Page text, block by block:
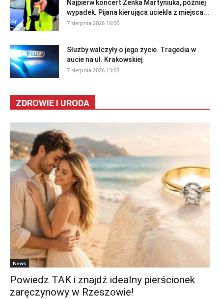
Najpierw koncert Zenka Martyniuka, później
wypadek. Pijana kierująca uciekła z miejsca...
7 sierpnia 2026 16:00
Służby walczyły o jego życie. Tragedia w
aucie na ul. Krakowskiej
7 sierpnia 2026 13:03
ZDROWIE I URODA
News
Powiedz TAK i znajdź idealny pierścionek
zaręczynowy w Rzeszowie!